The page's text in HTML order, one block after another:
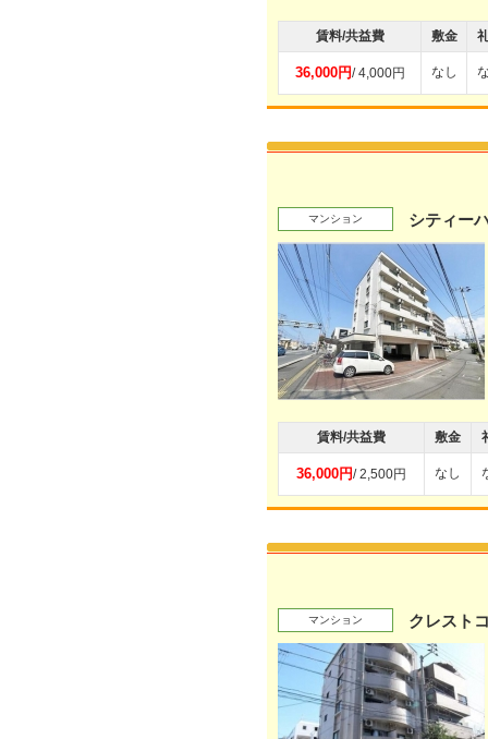
賃料/共益費 敷金
36,000円/ 4,000円 なし
マンション シティー
賃料/共益費 敷金
36,000円/ 2,500円 なし
マンション クレスト